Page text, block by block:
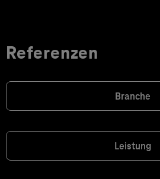
Referenzen
Branche
Leistung